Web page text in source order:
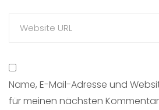
Name, E-Mail-Adresse und
für meinen nächsten